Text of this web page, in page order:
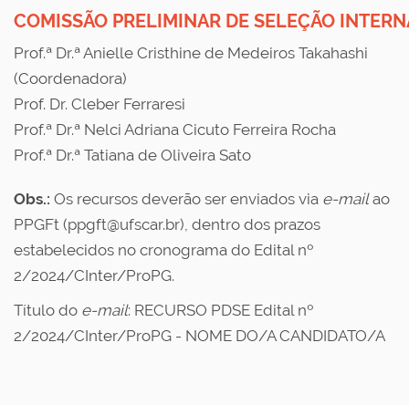
COMISSÃO PRELIMINAR DE SELEÇÃO
Prof.ª Dr.ª Anielle Cristhine de Medeiros Takahashi
(Coordenadora)
Prof. Dr. Cleber Ferraresi
Prof.ª Dr.ª Nelci Adriana Cicuto Ferreira Rocha
Prof.ª Dr.ª Tatiana de Oliveira Sato
Obs.: Os recursos deverão ser enviados via e-mailao
PPGFt (ppgft@ufscar.br), dentro dos prazos
estabelecidos no cronograma do Edital nº
2/2024/CInter/ProPG.
Título do e-mail: RECURSO PDSE Edital nº
2/2024/CInter/ProPG - NOME DO/A CANDIDATO/A